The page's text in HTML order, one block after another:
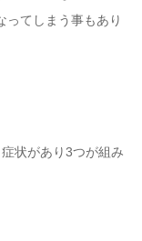
ってしまう事もあり
状があり3つが組み